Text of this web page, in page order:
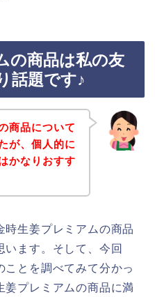
の商品は私の友
話題です♪
商品について
が、個人的に
かなりおすす
時生姜プレミアムの商品
います。そして、今回
とを調べてみて分かっ
姜プレミアムの商品に満